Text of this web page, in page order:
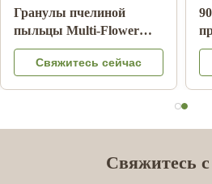
Гранулы пчелиной
пыльцы Multi-Flower
Raw 25 кг Картон
Пищевая добавка
Свяжитесь сейчас
Свяжитесь